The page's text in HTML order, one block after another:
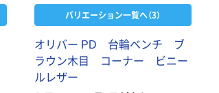
バリエーション一覧へ（3）
オリバー PD 台輪ベンチ ブ
ラウン木目 コーナー ビニー
ルレザー